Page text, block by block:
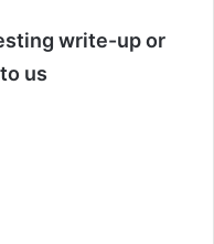
write-up or
us